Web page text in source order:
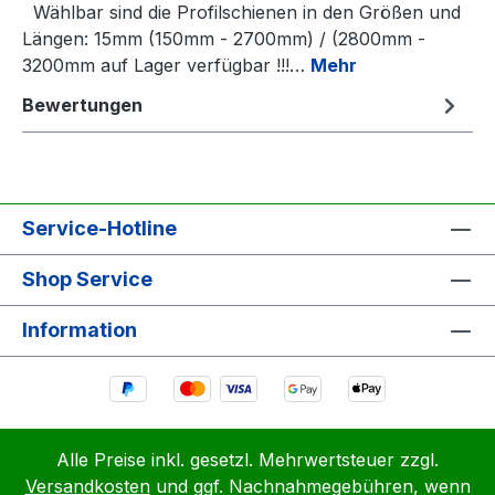
Wählbar sind die Profilschienen in den Größen und
Längen: 15mm (150mm - 2700mm) / (2800mm -
3200mm auf Lager verfügbar !!!… Mehr
Bewertungen
Service-Hotline
Shop Service
Information
Alle Preise inkl. gesetzl. Mehrwertsteuer zzgl.
Versandkostenund ggf. Nachnahmegebühren, wenn